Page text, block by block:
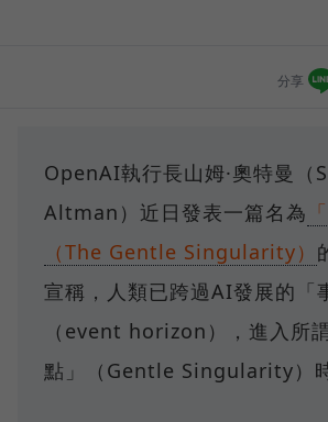
分享
OpenAI執行長山姆·奧特曼（
Altman）近日發表一篇名為
（The Gentle Singularity）
宣稱，人類已跨過AI發展的「
（event horizon），進入所
點」（Gentle Singularity）時